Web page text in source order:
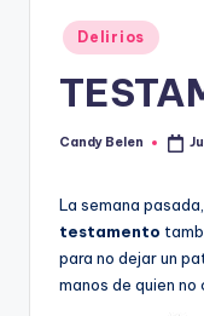
Posted
in
Delirios
Posted
Candy Belen
La semana
testamento
para no dejar un
manos de quien no